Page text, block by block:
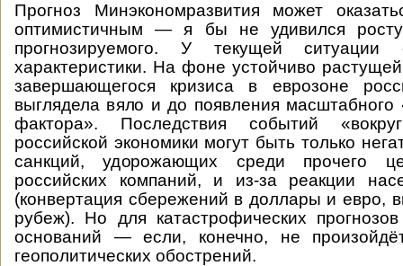
Прогноз Минэкономразвития может
оптимистичным — я бы не удивился
прогнозируемого. У текущей ситуации
характеристики. На фоне устойчиво
завершающегося кризиса в еврозоне
выглядела вяло и до появления масштабного
фактора». Последствия событий
российской экономики могут быть только
санкций, удорожающих среди прочего
российских компаний, и из-за реакции
(конвертация сбережений в доллары и евро,
рубеж). Но для катастрофических
оснований — если, конечно, не
геополитических обострений.